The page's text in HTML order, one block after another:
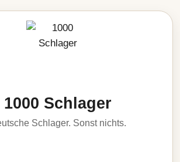
1000 Schlager
Schlager. Sonst nichts.